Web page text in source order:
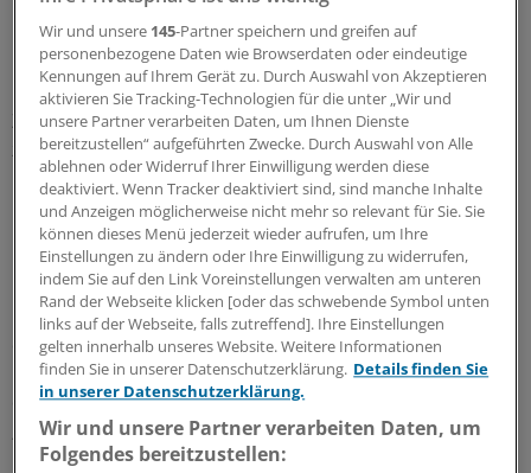
Zur Erinnerung:Das Uniklinikum mit 1350 Betten ist –
zusammen mit dem privatisierten Uniklinik Marburg-
Gießen – das einzige, das nicht von einem Bundesland
betrieben wird, sondern von der Stadt Mannheim.
Insgesamt vier Ministerien involviert
Das Sozialministerium schiebt die Entscheidungslast in
der Fusionsfrage auf die Stadt Mannheim. Die Kommune
müsse das künftige Medizinkonzept „unter Reduzierung
der derzeitigen Überkapazitäten“ ausarbeiten und eine
„relevante finanzielle Beteiligung“ an den noch offenen
Kosten der Fusion leisten.
Wir und unsere 145-Partner speichern und greifen auf
personenbezogene Daten wie Browserdaten oder eindeutige
Kennungen auf Ihrem Gerät zu. Durch Auswahl von Akzeptieren
aktivieren Sie Tracking-Technologien für die unter „Wir und
unsere Partner verarbeiten Daten, um Ihnen Dienste
bereitzustellen“ aufgeführten Zwecke. Durch Auswahl von Alle
ablehnen oder Widerruf Ihrer Einwilligung werden diese
deaktiviert. Wenn Tracker deaktiviert sind, sind manche Inhalte
und Anzeigen möglicherweise nicht mehr so relevant für Sie. Sie
können dieses Menü jederzeit wieder aufrufen, um Ihre
Einstellungen zu ändern oder Ihre Einwilligung zu widerrufen,
indem Sie auf den Link Voreinstellungen verwalten am unteren
Rand der Webseite klicken [oder das schwebende Symbol unten
links auf der Webseite, falls zutreffend]. Ihre Einstellungen
gelten innerhalb unseres Website. Weitere Informationen
finden Sie in unserer Datenschutzerklärung. Details finden Sie
in unserer Datenschutzerklärung.
Wir und unsere Partner verarbeiten Daten, um
Folgendes bereitzustellen: